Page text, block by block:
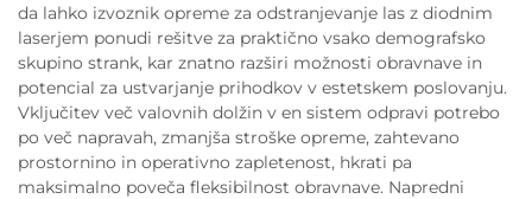
da lahko izvoznik opreme za odstranjevanje las z diodnim
laserjem ponudi rešitve za praktično vsako demografsko
skupino strank, kar znatno razširi možnosti obravnave in
potencial za ustvarjanje prihodkov v estetskem poslovanju.
Vključitev več valovnih dolžin v en sistem odpravi potrebo
po več napravah, zmanjša stroške opreme, zahtevano
prostornino in operativno zapletenost, hkrati pa
maksimalno poveča fleksibilnost obravnave. Napredni